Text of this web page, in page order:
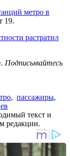
метро в
19.
растратил
Подписывайтесь
, пассажиры,
текст и
редакции.